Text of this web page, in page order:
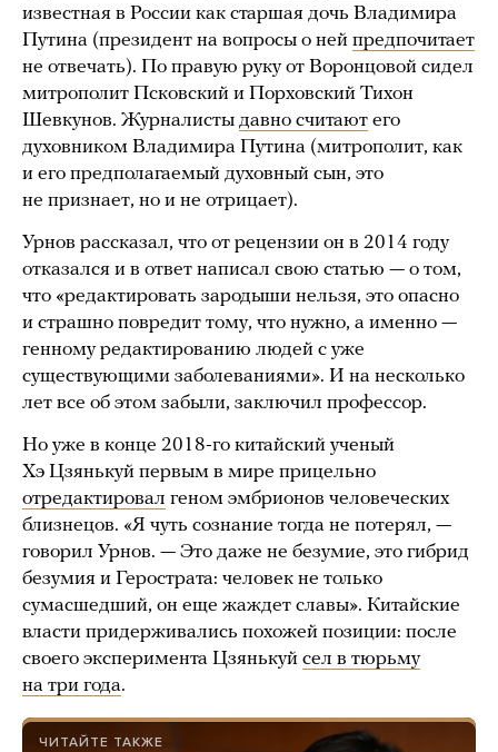
известная в России как старшая дочь Владимира
Путина (президент на вопросы о ней предпочитает
не отвечать). По правую руку от Воронцовой сидел
митрополит Псковский и Порховский Тихон
Шевкунов. Журналисты давно считают его
духовником Владимира Путина (митрополит, как
и его предполагаемый духовный сын, это
не признает, но и не отрицает).
Урнов рассказал, что от рецензии он в 2014 году
отказался и в ответ написал свою статью — о том,
что «редактировать зародыши нельзя, это опасно
и страшно повредит тому, что нужно, а именно —
генному редактированию людей с уже
существующими заболеваниями». И на несколько
лет все об этом забыли, заключил профессор.
Но уже в конце 2018-го китайский ученый
Хэ Цзянькуй первым в мире прицельно
отредактировал геном эмбрионов человеческих
близнецов. «Я чуть сознание тогда не потерял, —
говорил Урнов. — Это даже не безумие, это гибрид
безумия и Герострата: человек не только
сумасшедший, он еще жаждет славы». Китайские
власти придерживались похожей позиции: после
своего эксперимента Цзянькуй сел в тюрьму
на три года.
ЧИТАЙТЕ ТАКЖЕ